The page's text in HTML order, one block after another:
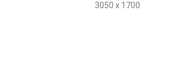
3050 x 1700